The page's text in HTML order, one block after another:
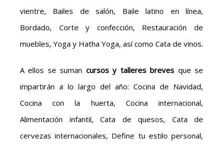
vientre, Bailes de salón, Baile latino en línea,
Bordado, Corte y confección, Restauración de
muebles, Yoga y Hatha Yoga, así como Cata de vinos.
A ellos se suman cursos y talleres breves que se
impartirán a lo largo del año: Cocina de Navidad,
Cocina con la huerta, Cocina internacional,
Alimentación infantil, Cata de quesos, Cata de
cervezas internacionales, Define tu estilo personal,